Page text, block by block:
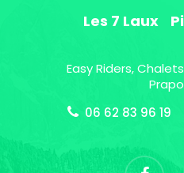
Les 7 Laux
Easy Riders,
06 62 83 96 19